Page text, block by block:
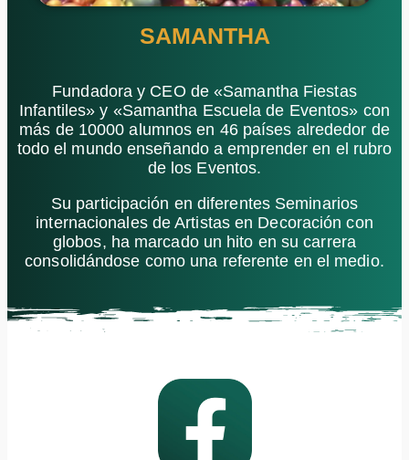
SAMANTHA
Fundadora y CEO de «Samantha Fiestas
Infantiles» y «Samantha Escuela de Eventos» con
más de 10000 alumnos en 46 países alrededor de
todo el mundo enseñando a emprender en el rubro
de los Eventos.
Su participación en diferentes Seminarios
internacionales de Artistas en Decoración con
globos, ha marcado un hito en su carrera
consolidándose como una referente en el medio.